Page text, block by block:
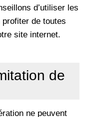
d’utiliser les
de toutes
site internet.
de
ne peuvent